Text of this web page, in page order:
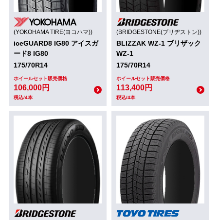
(YOKOHAMA TIRE(ヨコハマ))
iceGUARD8 IG80 アイスガ
ード8 IG80
175/70R14
ホイールセット販売価格
106,000円
税込/4本
(BRIDGESTONE(ブリヂストン))
BLIZZAK WZ-1 ブリザック
WZ-1
175/70R14
ホイールセット販売価格
113,400円
税込/4本